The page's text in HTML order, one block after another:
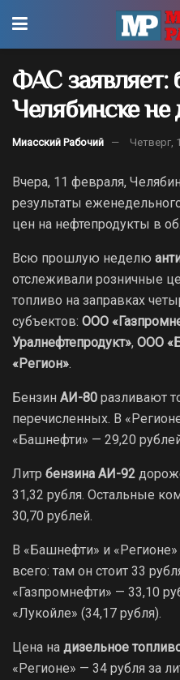
ФАС заявляет:
Челябинске не
Миасский Рабочий Четверг,
Вчера, 11 февраля,
результаты
цен на нефтепродукты в
Всю прошлую неделю
отслеживали розничные
топливо на заправках
субъектов: ООО
Уралнефтепродукт», ООО
«Регион».
Бензин АИ-80 разливают
перечисленных. В
«Башнефти» — 29,20
Литр бензина АИ-92
31,32 рубля. Остальные
30,70 рублей.
В «Башнефти» и «Регионе»
всего: там он стоит 33
«Газпромнефти» — 33,10
«Лукойле» (34,17 рубля).
Цена на дизельное
«Регионе» — 34 рубля за